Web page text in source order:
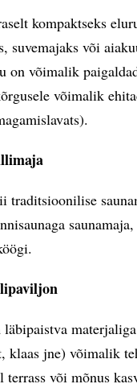
kompaktseks
suvemajaks või
on võimalik
võimalik
traditsioonilise
materjaliga
klaas jne) võimalik
või mõnus